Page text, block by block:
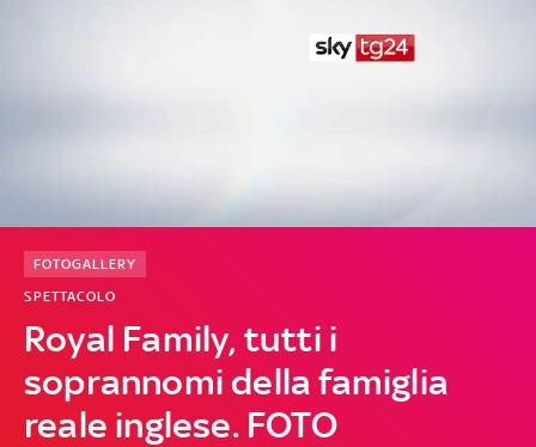
Royal Family, tutti i
soprannomi della famiglia
reale inglese. FOTO
SPETTACOLO
FOTOGALLERY